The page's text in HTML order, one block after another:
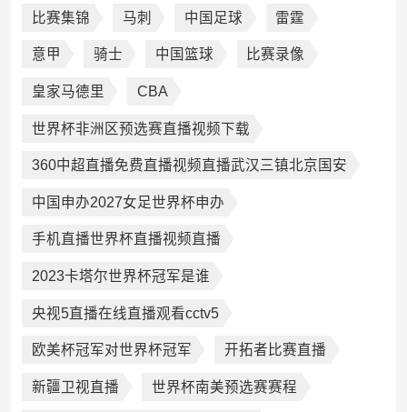
比赛集锦 马刺 中国足球 雷霆
意甲 骑士 中国篮球 比赛录像
皇家马德里 CBA
世界杯非洲区预选赛直播视频下载
360中超直播免费直播视频直播武汉三镇北京国安
中国申办2027女足世界杯申办
手机直播世界杯直播视频直播
2023卡塔尔世界杯冠军是谁
央视5直播在线直播观看cctv5
欧美杯冠军对世界杯冠军 开拓者比赛直播
新疆卫视直播 世界杯南美预选赛赛程